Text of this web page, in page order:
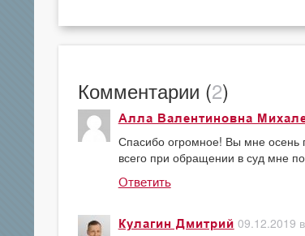
Комментарии (2)
Алла Валентиновна
Спасибо огромное! Вы мне осень
всего при обращении в суд мне
Ответить
Кулагин Дмитрий 09.12.2019